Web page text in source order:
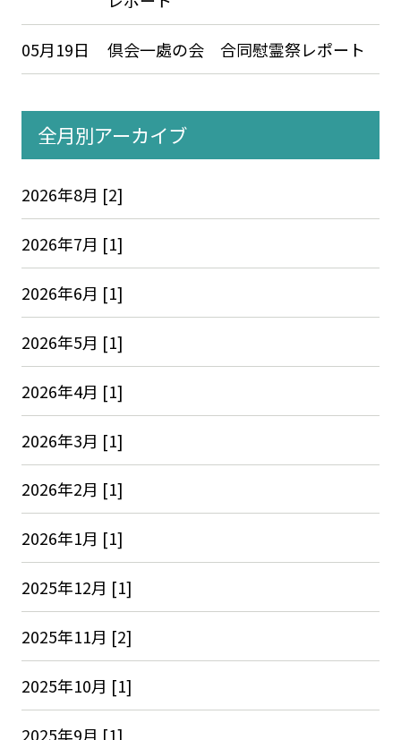
05月19日 倶会一處の会 合同慰霊祭レポート
全月別アーカイブ
2026年8月 [2]
2026年7月 [1]
2026年6月 [1]
2026年5月 [1]
2026年4月 [1]
2026年3月 [1]
2026年2月 [1]
2026年1月 [1]
2025年12月 [1]
2025年11月 [2]
2025年10月 [1]
2025年9月 [1]